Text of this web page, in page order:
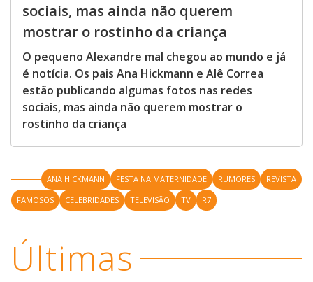
sociais, mas ainda não querem
mostrar o rostinho da criança
O pequeno Alexandre mal chegou ao mundo e já
é notícia. Os pais Ana Hickmann e Alê Correa
estão publicando algumas fotos nas redes
sociais, mas ainda não querem mostrar o
rostinho da criança
ANA HICKMANN FESTA NA MATERNIDADE RUMORES
REVISTA
FAMOSOS
CELEBRIDADES TELEVISÃO TV R7
Últimas